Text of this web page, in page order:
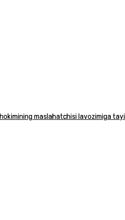
maslahatchisi lavozimiga